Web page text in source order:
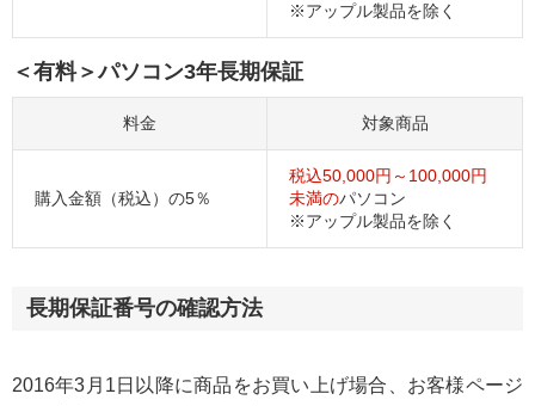
※アップル製品を除く
＜有料＞パソコン3年長期保証
料金 対象商品
購入金額（税込）の5％
税込50,000円～100,000円
未満のパソコン
※アップル製品を除く
長期保証番号の確認方法
2016年3月1日以降に商品をお買い上げ場合、お客様ページ